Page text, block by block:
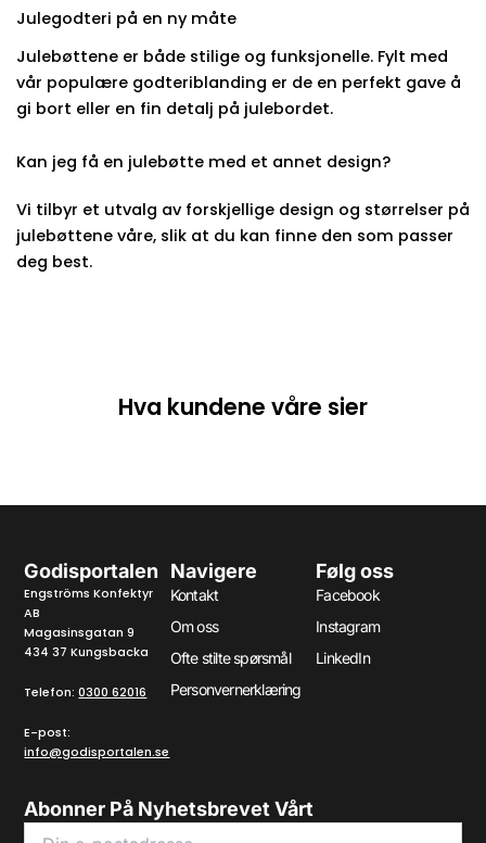
Julegodteri på en ny måte
Julebøttene er både stilige og funksjonelle. Fylt med
vår populære godteriblanding er de en perfekt gave å
gi bort eller en fin detalj på julebordet.
Kan jeg få en julebøtte med et annet design?
Vi tilbyr et utvalg av forskjellige design og størrelser på
julebøttene våre, slik at du kan finne den som passer
deg best.
Hva kundene våre sier
Godisportalen
Engströms Konfektyr
AB
Magasinsgatan 9
434 37 Kungsbacka
Telefon:0300 62016
E-post:
info@godisportalen.se
Navigere
Kontakt
Om oss
Ofte stilte spørsmål
Personvernerklæring
Følg oss
Facebook
Instagram
LinkedIn
Abonner På Nyhetsbrevet Vårt